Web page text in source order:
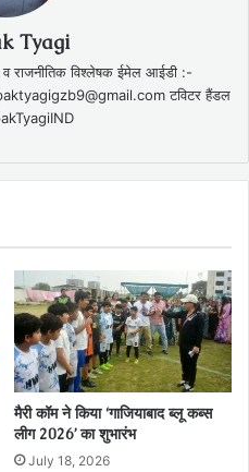
Tyagi
व राजनीतिक विश्लेषक ईमेल आईडी :-
टविटर हैंडल
मैरी कॉम ने किया ‘गाजियाबाद ब्लू कब्स
लीग 2026’ का शुभारंभ
July 18, 2026